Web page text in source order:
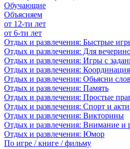
Обучающие
Объясняем
от 12-ти лет
от 6-ти лет
Отдых и развлечения: Быстрые
Отдых и развлечения: Для
Отдых и развлечения: Игры с
Отдых и развлечения:
Отдых и развлечения: Обьясни
Отдых и развлечения: Память
Отдых и развлечения: Простые
Отдых и развлечения: Спорт и
Отдых и развлечения: Викторины
Отдых и развлечения: Внимание и
Отдых и развлечения: Юмор
По игре / книге / фильму